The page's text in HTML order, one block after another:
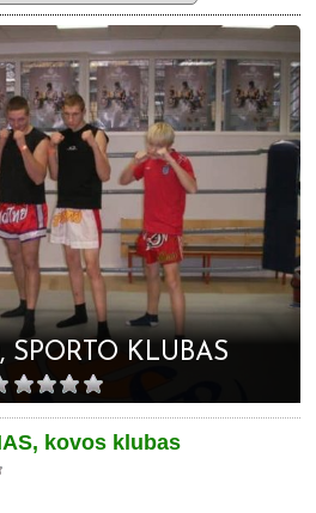
SPORTO KLUBAS
kovos klubas